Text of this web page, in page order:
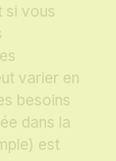
si vous
varier en
besoins
dans la
est